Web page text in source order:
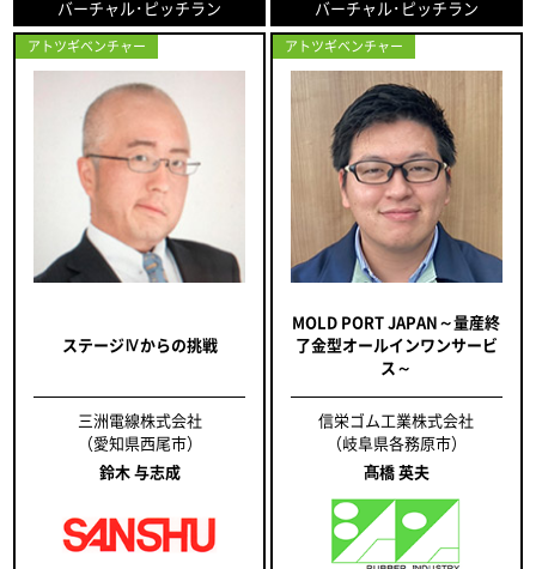
バーチャル･ピッチラン バーチャル･ピッチラン
アトツギベンチャー
ステージⅣからの挑戦
三洲電線株式会社
（愛知県西尾市）
鈴木 与志成
アトツギベンチャー
MOLD PORT JAPAN～量産終
了金型オールインワンサービ
ス～
信栄ゴム工業株式会社
（岐阜県各務原市）
髙橋 英夫